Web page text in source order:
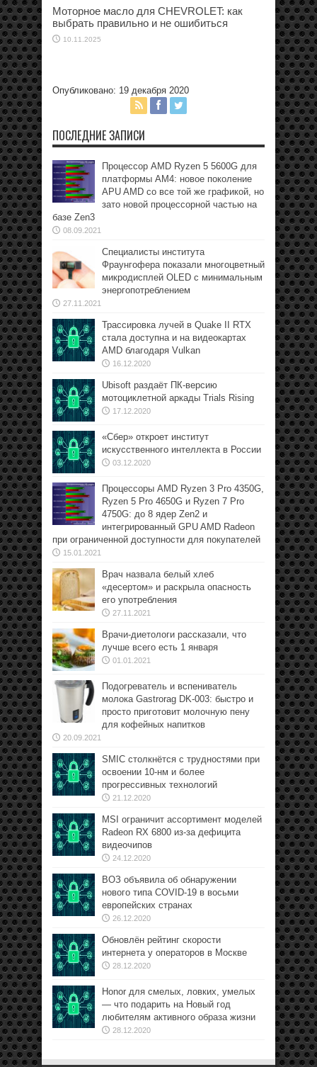
Моторное масло для CHEVROLET: как
выбрать правильно и не ошибиться
10.11.2025
Опубликовано: 19 декабря 2020
ПОСЛЕДНИЕ ЗАПИСИ
Процессор AMD Ryzen 5 5600G для
платформы АМ4: новое поколение
APU AMD со все той же графикой, но
зато новой процессорной частью на
базе Zen3
08.09.2021
Специалисты института
Фраунгофера показали многоцветный
микродисплей OLED с минимальным
энергопотреблением
27.11.2021
Трассировка лучей в Quake II RTX
стала доступна и на видеокартах
AMD благодаря Vulkan
16.12.2020
Ubisoft раздаёт ПК-версию
мотоциклетной аркады Trials Rising
17.12.2020
«Сбер» откроет институт
искусственного интеллекта в России
03.12.2020
Процессоры AMD Ryzen 3 Pro 4350G,
Ryzen 5 Pro 4650G и Ryzen 7 Pro
4750G: до 8 ядер Zen2 и
интегрированный GPU AMD Radeon
при ограниченной доступности для покупателей
15.01.2021
Врач назвала белый хлеб
«десертом» и раскрыла опасность
его употребления
27.11.2021
Врачи-диетологи рассказали, что
лучше всего есть 1 января
01.01.2021
Подогреватель и вспениватель
молока Gastrorag DK-003: быстро и
просто приготовит молочную пену
для кофейных напитков
20.09.2021
SMIC столкнётся с трудностями при
освоении 10-нм и более
прогрессивных технологий
21.12.2020
MSI ограничит ассортимент моделей
Radeon RX 6800 из-за дефицита
видеочипов
24.12.2020
ВОЗ объявила об обнаружении
нового типа COVID-19 в восьми
европейских странах
26.12.2020
Обновлён рейтинг скорости
интернета у операторов в Москве
28.12.2020
Honor для смелых, ловких, умелых
— что подарить на Новый год
любителям активного образа жизни
28.12.2020